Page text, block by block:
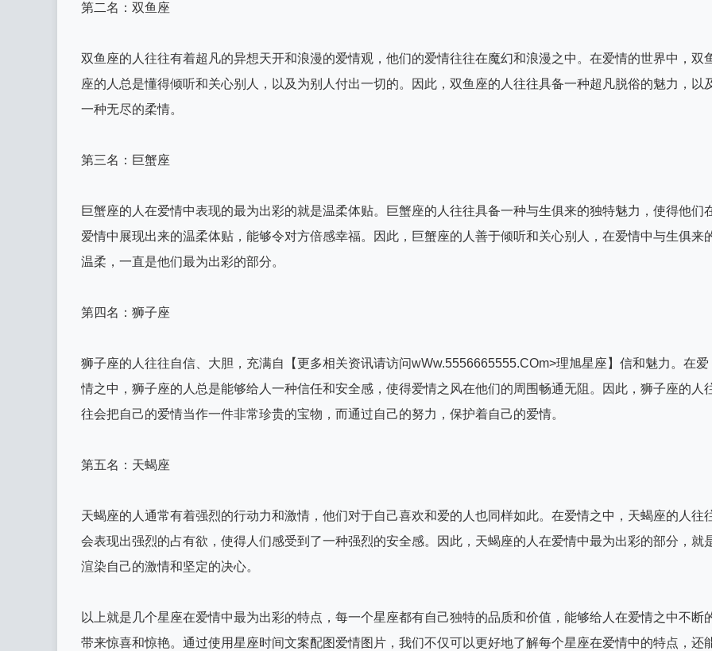
第二名：双鱼座
双鱼座的人往往有着超凡的异想天开和浪漫的爱情观，他们的爱情往往在魔幻和浪漫之中。在爱情的世界中，双
座的人总是懂得倾听和关心别人，以及为别人付出一切的。因此，双鱼座的人往往具备一种超凡脱俗的魅力，以
一种无尽的柔情。
第三名：巨蟹座
巨蟹座的人在爱情中表现的最为出彩的就是温柔体贴。巨蟹座的人往往具备一种与生俱来的独特魅力，使得他们
爱情中展现出来的温柔体贴，能够令对方倍感幸福。因此，巨蟹座的人善于倾听和关心别人，在爱情中与生俱来
温柔，一直是他们最为出彩的部分。
第四名：狮子座
狮子座的人往往自信、大胆，充满自【更多相关资讯请访问wWw.5556665555.COm>理旭星座】信和魅力。在爱
情之中，狮子座的人总是能够给人一种信任和安全感，使得爱情之风在他们的周围畅通无阻。因此，狮子座的人
往会把自己的爱情当作一件非常珍贵的宝物，而通过自己的努力，保护着自己的爱情。
第五名：天蝎座
天蝎座的人通常有着强烈的行动力和激情，他们对于自己喜欢和爱的人也同样如此。在爱情之中，天蝎座的人往
会表现出强烈的占有欲，使得人们感受到了一种强烈的安全感。因此，天蝎座的人在爱情中最为出彩的部分，就
渲染自己的激情和坚定的决心。
以上就是几个星座在爱情中最为出彩的特点，每一个星座都有自己独特的品质和价值，能够给人在爱情之中不断
带来惊喜和惊艳。通过使用星座时间文案配图爱情图片，我们不仅可以更好地了解每个星座在爱情中的特点，还